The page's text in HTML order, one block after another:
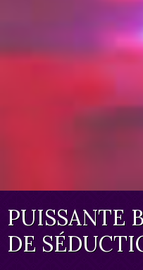
PUISSANTE
DE